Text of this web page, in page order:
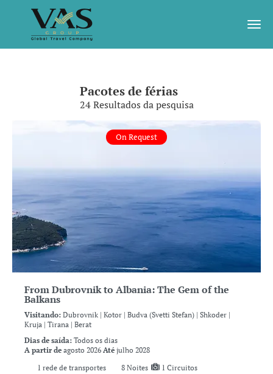
Pacotes de férias
24 Resultados da pesquisa
On Request
From Dubrovnik to Albania: The Gem of the
Balkans
Visitando: Dubrovnik | Kotor | Budva (Svetti Stefan) | Shkoder |
Kruja | Tirana | Berat
Dias de saída: Todos os dias
A partir de agosto 2026 Até julho 2028
1 rede de transportes 8 Noites
1 Circuitos